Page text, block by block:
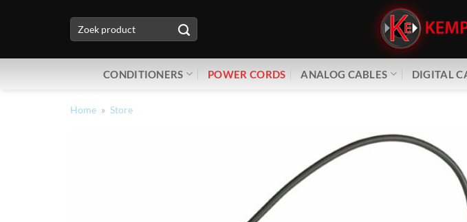
naar:
CONDITIONERS POWER CORDS ANALOG CABLES DIGITAL
Home » Store